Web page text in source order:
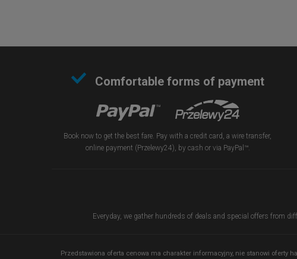
Comfortable forms of payment
Book now to get the best fare. Pay with a credit card, a wire transfer,
online payment (Przelewy24), by cash or via PayPal™.
Everyday, we gather hundreds of deals and special offers from
Przedstawiona oferta cenowa ma charakter informacyjny, nie stanowi oferty